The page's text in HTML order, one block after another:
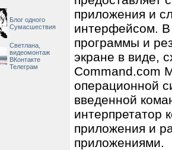
Блог одного
Сумасшествия
Светлана,
видеомонтаж
ВКонтакте
Телеграм
приложения и
интерфейсом. В
программы и
экране в виде,
Command.com
операционной
введенной
интерпретатор
приложения и
приложениями.